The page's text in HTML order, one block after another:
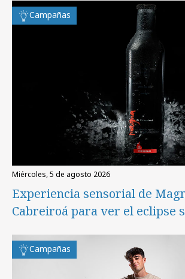
Campañas
miércoles, 5 de agosto 2026
Experiencia sensorial de
Cabreiroá para ver el eclipse
Campañas